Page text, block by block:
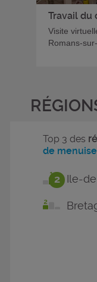
Travail du
Visite
Romans-
2
Top 3 des
de
Ile-